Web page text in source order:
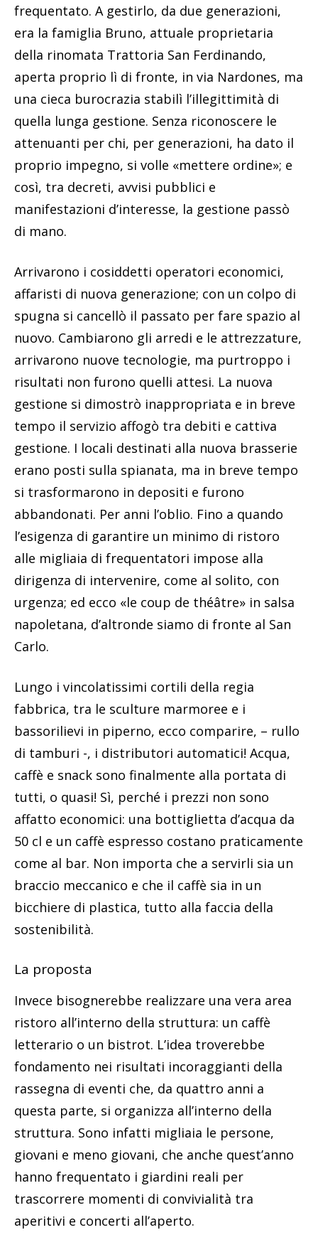
frequentato. A gestirlo, da due generazioni,
era la famiglia Bruno, attuale proprietaria
della rinomata Trattoria San Ferdinando,
aperta proprio lì di fronte, in via Nardones, ma
una cieca burocrazia stabilì l’illegittimità di
quella lunga gestione. Senza riconoscere le
attenuanti per chi, per generazioni, ha dato il
proprio impegno, si volle «mettere ordine»; e
così, tra decreti, avvisi pubblici e
manifestazioni d’interesse, la gestione passò
di mano.
Arrivarono i cosiddetti operatori economici,
affaristi di nuova generazione; con un colpo di
spugna si cancellò il passato per fare spazio al
nuovo. Cambiarono gli arredi e le attrezzature,
arrivarono nuove tecnologie, ma purtroppo i
risultati non furono quelli attesi. La nuova
gestione si dimostrò inappropriata e in breve
tempo il servizio affogò tra debiti e cattiva
gestione. I locali destinati alla nuova brasserie
erano posti sulla spianata, ma in breve tempo
si trasformarono in depositi e furono
abbandonati. Per anni l’oblio. Fino a quando
l’esigenza di garantire un minimo di ristoro
alle migliaia di frequentatori impose alla
dirigenza di intervenire, come al solito, con
urgenza; ed ecco «le coup de théâtre» in salsa
napoletana, d’altronde siamo di fronte al San
Carlo.
Lungo i vincolatissimi cortili della regia
fabbrica, tra le sculture marmoree e i
bassorilievi in piperno, ecco comparire, – rullo
di tamburi -, i distributori automatici! Acqua,
caffè e snack sono finalmente alla portata di
tutti, o quasi! Sì, perché i prezzi non sono
affatto economici: una bottiglietta d’acqua da
50 cl e un caffè espresso costano praticamente
come al bar. Non importa che a servirli sia un
braccio meccanico e che il caffè sia in un
bicchiere di plastica, tutto alla faccia della
sostenibilità.
La proposta
Invece bisognerebbe realizzare una vera area
ristoro all’interno della struttura: un caffè
letterario o un bistrot. L’idea troverebbe
fondamento nei risultati incoraggianti della
rassegna di eventi che, da quattro anni a
questa parte, si organizza all’interno della
struttura. Sono infatti migliaia le persone,
giovani e meno giovani, che anche quest’anno
hanno frequentato i giardini reali per
trascorrere momenti di convivialità tra
aperitivi e concerti all’aperto.